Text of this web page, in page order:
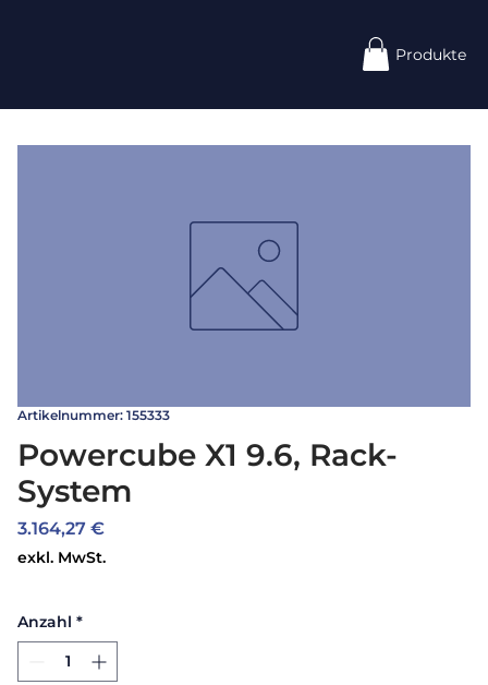
Produkte
Artikelnummer: 155333
Powercube X1 9.6, Rack-
System
3.164,27 €Preis
exkl. MwSt.
Anzahl *